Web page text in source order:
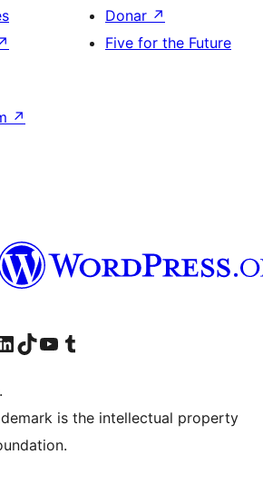
Donar ↗
Five for the Future
↗
de Facebook
cuenta de Instagram
nuestra cuenta de LinkedIn
Visita nuestra cuenta de TikTok
Visita nuestro canal de YouTube
Visita nuestra cuenta de Tumblr
is the intellectual property